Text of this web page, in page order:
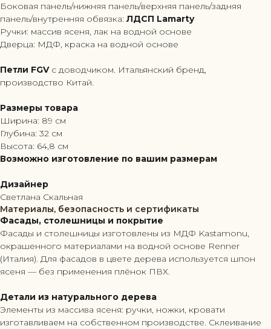
Боковая панель/нижняя панель/верхняя панель/задняя
панель/внутренняя обвязка: ЛДСП Lamarty
Ручки: массив ясеня, лак на водной основе
Дверца: МДФ, краска на водной основе
Петли FGVс доводчиком. Итальянский бренд,
производство Китай.
Размеры товара
Ширина: 89 см
Глубина: 32 см
Высота: 64,8 см
Возможно изготовление по вашим размерам
Дизайнер
Светлана Скальная
Материалы, безопасность и сертификаты
Фасады, столешницы и покрытие
Фасады и столешницы изготовлены из МДФ Kastamonu,
окрашенного материалами на водной основе Renner
(Италия). Для фасадов в цвете дерева используется шпон
ясеня — без применения плёнок ПВХ.
Детали из натурального дерева
Элементы из массива ясеня: ручки, ножки, кровати
изготавливаем на собственном производстве. Склеивание